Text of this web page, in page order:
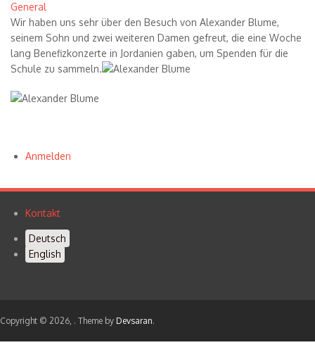
General
Wir haben uns sehr über den Besuch von Alexander Blume,
seinem Sohn und zwei weiteren Damen gefreut, die eine Woche
lang Benefizkonzerte in Jordanien gaben, um Spenden für die
Schule zu sammeln.
User
account
menu
Anmelden
Footer
menu
Kontakt
Deutsch
English
Copyright © 2026, . Theme by Devsaran.